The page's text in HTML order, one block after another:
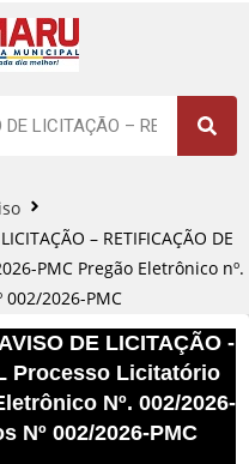
Aberta
– RETIFICAÇÃO DE
PMC Pregão Eletrônico nº.
002/2026-PMC
DE LICITAÇÃO -
Processo Licitatório
Nº. 002/2026-
Nº 002/2026-PMC